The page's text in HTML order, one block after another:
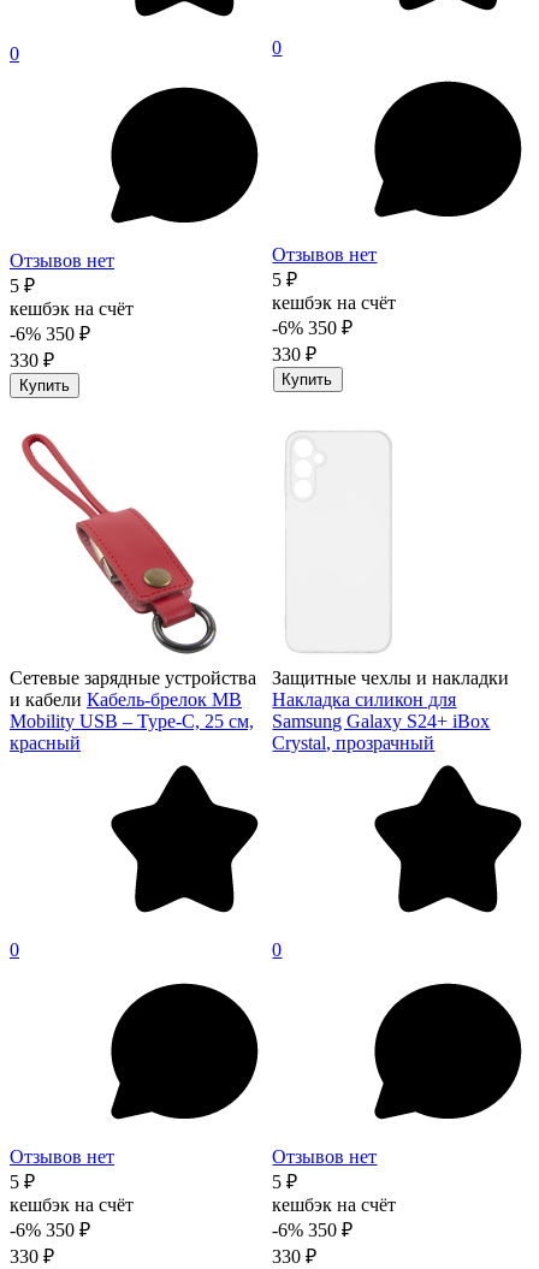
0
Отзывов нет
5 ₽
кешбэк на счёт
-6% 350 ₽
330 ₽
Купить
0
Отзывов нет
5 ₽
кешбэк на счёт
-6% 350 ₽
330 ₽
Купить
Сетевые зарядные устройства
и кабели Кабель-брелок MB
Mobility USB – Type-C, 25 см,
красный
0
Отзывов нет
5 ₽
кешбэк на счёт
-6% 350 ₽
330 ₽
Защитные чехлы и накладки
Накладка силикон для
Samsung Galaxy S24+ iBox
Crystal, прозрачный
0
Отзывов нет
5 ₽
кешбэк на счёт
-6% 350 ₽
330 ₽